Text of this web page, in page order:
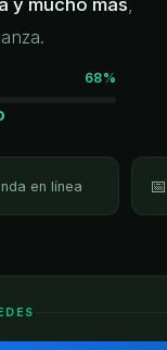
y mucho más,
68%
en línea 📅